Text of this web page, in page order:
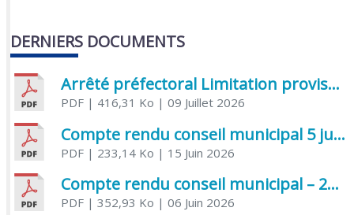
DERNIERS DOCUMENTS
Arrêté préfectoral Limitation provisoire des usages de l’eau
PDF| 416,31 Ko | 09 Juillet 2026
Compte rendu conseil municipal 5 juin 2026 sénatoriale
PDF| 233,14 Ko | 15 Juin 2026
Compte rendu conseil municipal – 21 avril 2026
PDF| 352,93 Ko | 06 Juin 2026